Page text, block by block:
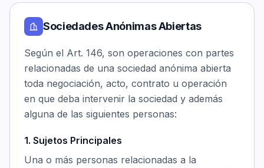
Sociedades Anónimas Abiertas
Según el Art. 146, son operaciones con partes
relacionadas de una sociedad anónima abierta
toda negociación, acto, contrato u operación
en que deba intervenir la sociedad y además
alguna de las siguientes personas:
1. Sujetos Principales
Una o más personas relacionadas a la